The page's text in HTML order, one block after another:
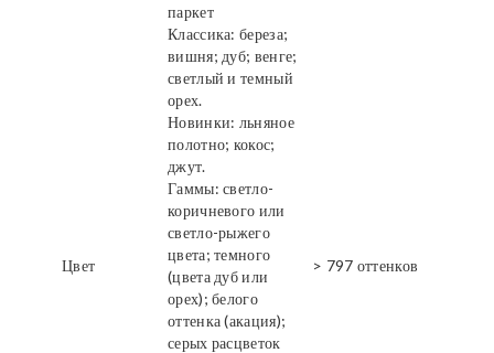
паркет
Цвет
Классика: береза;
вишня; дуб; венге;
светлый и темный
орех.
Новинки: льняное
полотно; кокос;
джут.
Гаммы: светло-
коричневого или
светло-рыжего
цвета; темного
(цвета дуб или
орех); белого
оттенка (акация);
серых расцветок
> 797 оттенков